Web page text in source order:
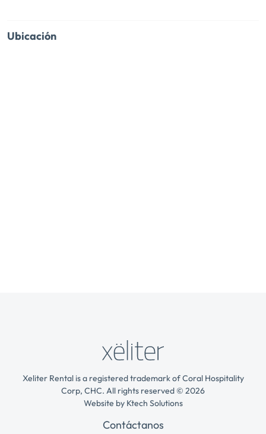
Ubicación
Xeliter Rental is a registered trademark of Coral Hospitality
Corp, CHC. All rights reserved © 2026
Website by Ktech Solutions
Contáctanos